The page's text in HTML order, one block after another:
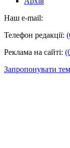
Наш e-mail:
Телефон редакції:
Реклама на сайті:
Запропонувати